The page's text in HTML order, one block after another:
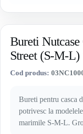
Bureti
Street (S-M-
Cod produs:
Bureti pentru casca
potrivesc la
marimile S-M-L.